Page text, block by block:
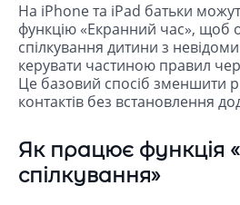
На iPhone та iPad батьки
функцію «Екранний час», щоб
спілкування дитини з
керувати частиною правил
Це базовий спосіб зменшити
контактів без встановлення
Як працює функція
спілкування»